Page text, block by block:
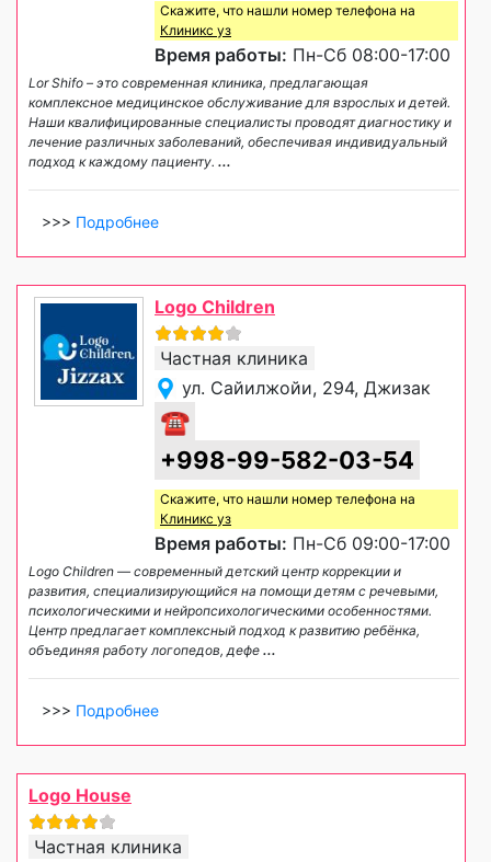
Скажите, что нашли номер телефона на
Клиникс уз
Время работы: Пн-Сб 08:00-17:00
Lor Shifo – это современная клиника, предлагающая
комплексное медицинское обслуживание для взрослых и детей.
Наши квалифицированные специалисты проводят диагностику и
лечение различных заболеваний, обеспечивая индивидуальный
подход к каждому пациенту. ...
>>> Подробнее
Logo Children
Частная клиника
ул. Сайилжойи, 294, Джизак
☎
+998-99-582-03-54
Скажите, что нашли номер телефона на
Клиникс уз
Время работы: Пн-Сб 09:00-17:00
Logo Children — современный детский центр коррекции и
развития, специализирующийся на помощи детям с речевыми,
психологическими и нейропсихологическими особенностями.
Центр предлагает комплексный подход к развитию ребёнка,
объединяя работу логопедов, дефе ...
>>> Подробнее
Logo House
Частная клиника